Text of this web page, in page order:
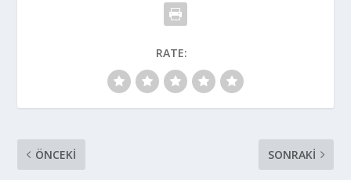
RATE:
ÖNCEKI SONRAKI